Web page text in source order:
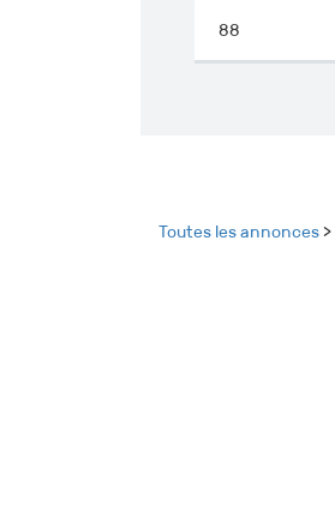
Toutes les annonces >